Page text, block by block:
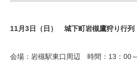
11月3日（日） 城下町岩槻鷹狩り行列
会場：岩槻駅東口周辺 時間：13：00